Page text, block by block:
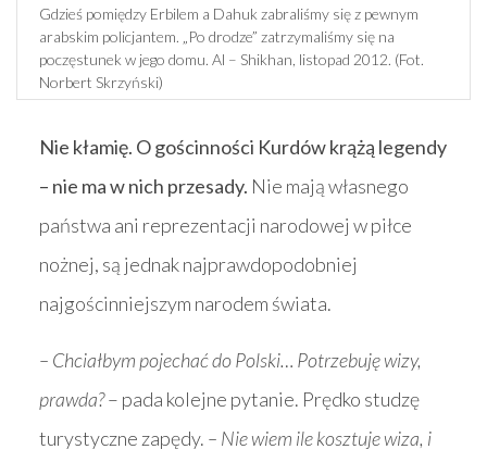
Gdzieś pomiędzy Erbilem a Dahuk zabraliśmy się z pewnym
arabskim policjantem. „Po drodze” zatrzymaliśmy się na
poczęstunek w jego domu. Al – Shikhan, listopad 2012. (Fot.
Norbert Skrzyński)
Nie kłamię. O gościnności Kurdów krążą legendy
– nie ma w nich przesady. Nie mają własnego
państwa ani reprezentacji narodowej w piłce
nożnej, są jednak najprawdopodobniej
najgościnniejszym narodem świata.
– Chciałbym pojechać do Polski… Potrzebuję wizy,
prawda?– pada kolejne pytanie. Prędko studzę
turystyczne zapędy. – Nie wiem ile kosztuje wiza, i